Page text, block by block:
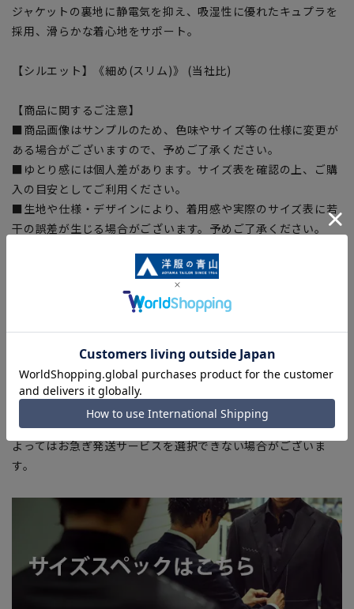
ジャケットの裏地に静電気を抑え、吸湿性に優れたキュプラを
採用、滑らかな着心地をサポート。
【シルエット】《細め(スリム)》 (当社比)
【商品に関するご注意】
■商品画像はサンプルのため、色味やサイズ等の仕様に変更が
ある場合がございますので、予めご了承ください。
■ゆとり感には個人差があります。サイズ表を確認の上、ご購
入の目安としてご利用ください。
■生地や仕様・デザインにより、着用感や実際のサイズ表に若
干の誤差が生じる場合がございます。予めご了承ください。
部、商品現物におすすめサイズ(ヌードサイズ)を記載している
■ブラウザやお使いのモニター環境、また撮影時の室内外の光
■店舗や各モールサイトと商品在庫を共有しております関係
上、ご注文いただいたタイミングにより欠品が発生し、ご注文
を完了できない場合がございます。予めご了承ください。
■お急ぎ発送のご注文につきましても、ご注文のタイミングに
よってはお急ぎ発送サービスを選択できない場合がございま
す。